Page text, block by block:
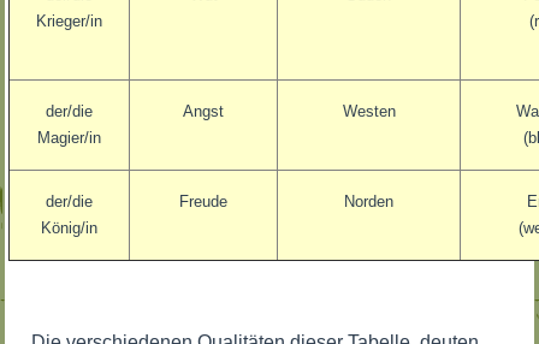
Krieger/in
der/die
Magier/in
Angst Westen
der/die
König/in
Freude Norden